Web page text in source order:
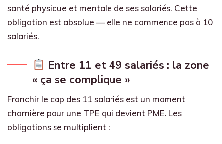
santé physique et mentale de ses salariés. Cette
obligation est absolue — elle ne commence pas à 10
salariés.
Entre 11 et 49 salariés : la zone
« ça se complique »
Franchir le cap des 11 salariés est un moment
charnière pour une TPE qui devient PME. Les
obligations se multiplient :